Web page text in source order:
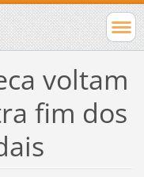
voltam
fim dos